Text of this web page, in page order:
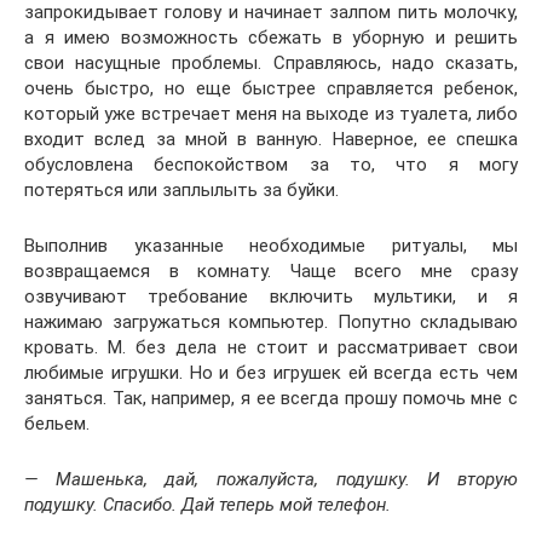
запрокидывает голову и начинает залпом пить молочку,
а я имею возможность сбежать в уборную и решить
свои насущные проблемы. Справляюсь, надо сказать,
очень быстро, но еще быстрее справляется ребенок,
который уже встречает меня на выходе из туалета, либо
входит вслед за мной в ванную. Наверное, ее спешка
обусловлена беспокойством за то, что я могу
потеряться или заплылыть за буйки.
Выполнив указанные необходимые ритуалы, мы
возвращаемся в комнату. Чаще всего мне сразу
озвучивают требование включить мультики, и я
нажимаю загружаться компьютер. Попутно складываю
кровать. М. без дела не стоит и рассматривает свои
любимые игрушки. Но и без игрушек ей всегда есть чем
заняться. Так, например, я ее всегда прошу помочь мне с
бельем.
— Машенька, дай, пожалуйста, подушку. И вторую
подушку. Спасибо. Дай теперь мой телефон.